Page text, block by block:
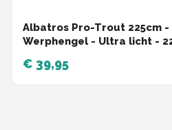
Albatros Pro-Trout 225cm -
Werphengel - Ultra licht -
€ 39,95